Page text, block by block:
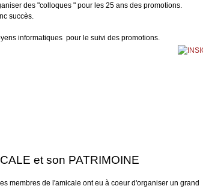
des "colloques " pour les 25 ans des promotions.
succès.
informatiques pour le suivi des promotions.
et son PATRIMOINE
membres de l'amicale ont eu à coeur d'organiser un grand